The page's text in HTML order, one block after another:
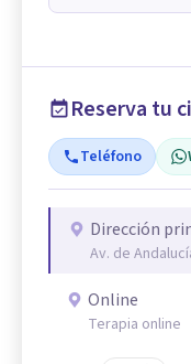
Reserva tu
Teléfono
Dirección
Av. de
Online
Terapia online